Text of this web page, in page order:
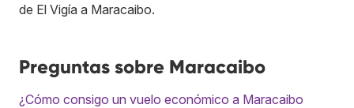
de El Vigía a Maracaibo.
Preguntas sobre Maracaibo
¿Cómo consigo un vuelo económico a Maracaibo